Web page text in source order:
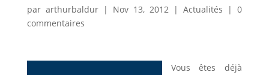
par arthurbaldur| Nov 13, 2012 |Actualités |0
commentaires
Vous êtes déjà